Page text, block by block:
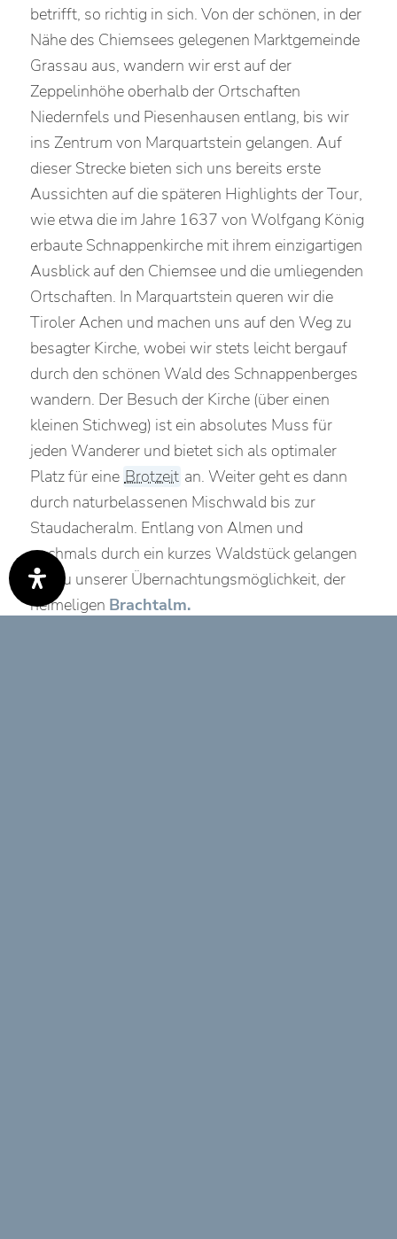
betrifft, so richtig in sich. Von der schönen, in der
Nähe des Chiemsees gelegenen Marktgemeinde
Grassau aus, wandern wir erst auf der
Zeppelinhöhe oberhalb der Ortschaften
Niedernfels und Piesenhausen entlang, bis wir
ins Zentrum von Marquartstein gelangen. Auf
dieser Strecke bieten sich uns bereits erste
Aussichten auf die späteren Highlights der Tour,
wie etwa die im Jahre 1637 von Wolfgang König
erbaute Schnappenkirche mit ihrem einzigartigen
Ausblick auf den Chiemsee und die umliegenden
Ortschaften. In Marquartstein queren wir die
Tiroler Achen und machen uns auf den Weg zu
besagter Kirche, wobei wir stets leicht bergauf
durch den schönen Wald des Schnappenberges
wandern. Der Besuch der Kirche (über einen
kleinen Stichweg) ist ein absolutes Muss für
jeden Wanderer und bietet sich als optimaler
Platz für eine Brotzeit an. Weiter geht es dann
durch naturbelassenen Mischwald bis zur
Staudacheralm. Entlang von Almen und
nochmals durch ein kurzes Waldstück gelangen
wir zu unserer Übernachtungsmöglichkeit, der
heimeligen Brachtalm.